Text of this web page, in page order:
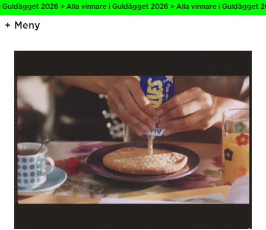
2026 > Alla vinnare i Guldägget 2026 > Alla vinnare i Guldägget
Meny